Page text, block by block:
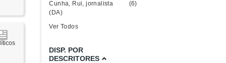
Cunha, Rui, jornalista
(DA)
(6)
Ver Todos
DISP. POR
DESCRITORES